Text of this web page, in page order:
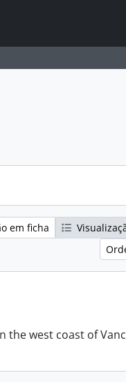
browse page
em ficha
the west coast of